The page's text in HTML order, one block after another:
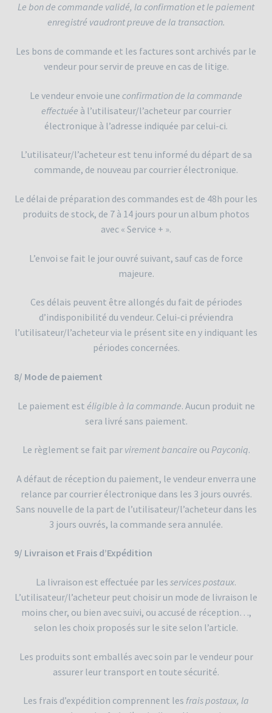
Le bon de commande validé, la confirmation et le paiement
enregistré vaudront preuve de la transaction.
Les bons de commande et les factures sont archivés par le
vendeur pour servir de preuve en cas de litige.
Le vendeur envoie une confirmation de la commande
effectuée à l’utilisateur/l’acheteur par courrier
électronique à l’adresse indiquée par celui-ci.
L’utilisateur/l’acheteur est tenu informé du départ de sa
commande, de nouveau par courrier électronique.
Le délai de préparation des commandes est de 48h pour les
produits de stock, de 7 à 14 jours pour un album photos
avec « Service + ».
L’envoi se fait le jour ouvré suivant, sauf cas de force
majeure.
Ces délais peuvent être allongés du fait de périodes
d’indisponibilité du vendeur. Celui-ci préviendra
l’utilisateur/l’acheteur via le présent site en y indiquant les
périodes concernées.
8/ Mode de paiement
Le paiement est éligible à la commande. Aucun produit ne
sera livré sans paiement.
Le règlement se fait par virement bancaire ou Payconiq.
A défaut de réception du paiement, le vendeur enverra une
relance par courrier électronique dans les 3 jours ouvrés.
Sans nouvelle de la part de l’utilisateur/l’acheteur dans les
3 jours ouvrés, la commande sera annulée.
9/ Livraison et Frais d’Expédition
La livraison est effectuée par les services postaux.
L’utilisateur/l’acheteur peut choisir un mode de livraison le
moins cher, ou bien avec suivi, ou accusé de réception…,
selon les choix proposés sur le site selon l’article.
Les produits sont emballés avec soin par le vendeur pour
assurer leur transport en toute sécurité.
Les frais d’expédition comprennent les frais postaux, la